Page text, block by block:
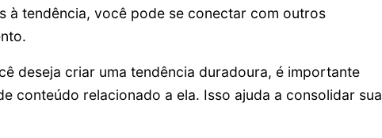
à tendência, você pode se conectar com outros
deseja criar uma tendência duradoura, é importante
conteúdo relacionado a ela. Isso ajuda a consolidar sua